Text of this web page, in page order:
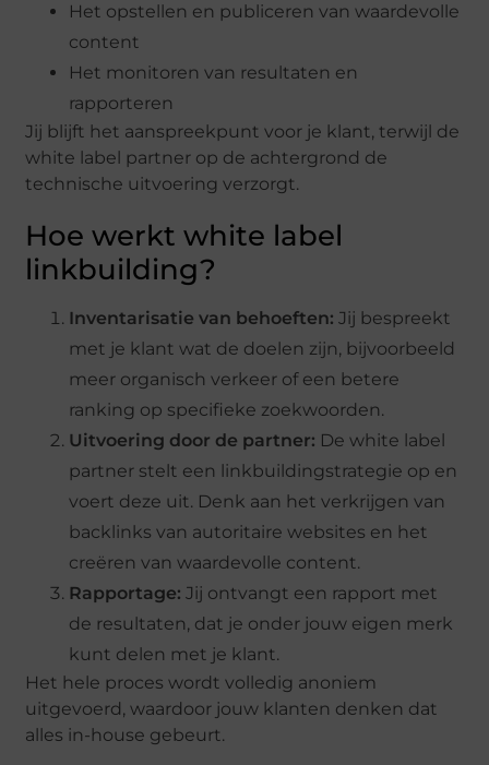
Het opstellen en publiceren van waardevolle
content
Het monitoren van resultaten en
rapporteren
Jij blijft het aanspreekpunt voor je klant, terwijl de
white label partner op de achtergrond de
technische uitvoering verzorgt.
Hoe werkt white label
linkbuilding?
Inventarisatie van behoeften: Jij bespreekt
met je klant wat de doelen zijn, bijvoorbeeld
meer organisch verkeer of een betere
ranking op specifieke zoekwoorden.
Uitvoering door de partner: De white label
partner stelt een linkbuildingstrategie op en
voert deze uit. Denk aan het verkrijgen van
backlinks van autoritaire websites en het
creëren van waardevolle content.
Rapportage: Jij ontvangt een rapport met
de resultaten, dat je onder jouw eigen merk
kunt delen met je klant.
Het hele proces wordt volledig anoniem
uitgevoerd, waardoor jouw klanten denken dat
alles in-house gebeurt.